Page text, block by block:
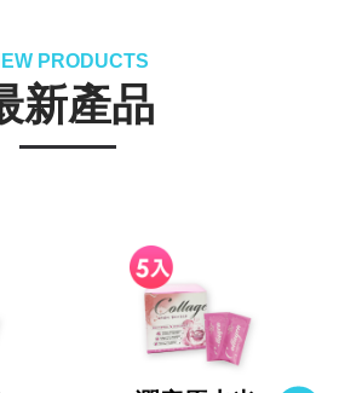
PRODUCTS
新產品